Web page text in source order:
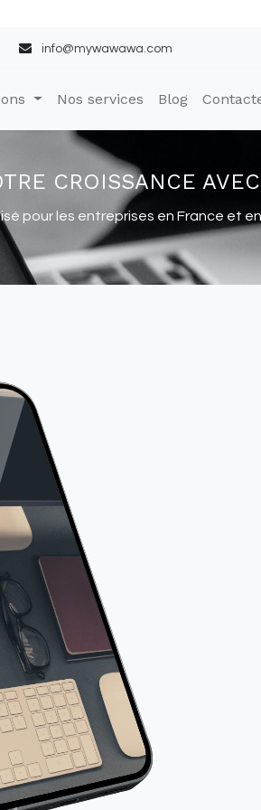
info@mywawawa.com
Nos services Blog
CROISSANCE
pour les entreprises en France et